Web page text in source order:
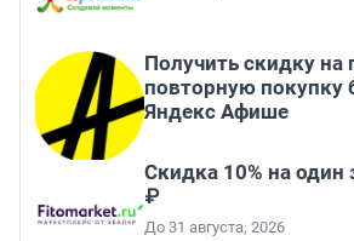
Получить скидку на
повторную покупку
Яндекс Афише
Скидка 10% на один
₽
До 31 августа, 2026